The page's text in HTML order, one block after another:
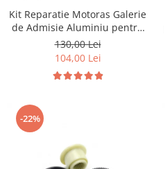
Suzuki
Toyota
Volkswagen
Dopuri anulare clapete admisie
Garnituri galerie admisie BMW
Kit reparatie faruri
Produse cu discount de pana la
95%
Eleron Portbagaj
Kit Reparatie Motoras Galerie
de Admisie Aluminiu pentru
Volkswagen Skoda Seat Audi
P2015
130,00 Lei
104,00 Lei
-22%